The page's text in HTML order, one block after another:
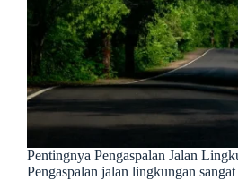
Pentingnya Pengaspalan Jalan
Pengaspalan jalan lingkungan